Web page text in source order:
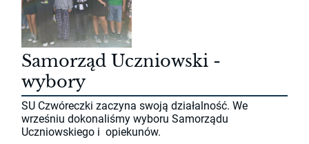
Samorząd Uczniowski -
wybory
SU Czwóreczki zaczyna swoją działalność. We
wrześniu dokonaliśmy wyboru Samorządu
Uczniowskiego i opiekunów.